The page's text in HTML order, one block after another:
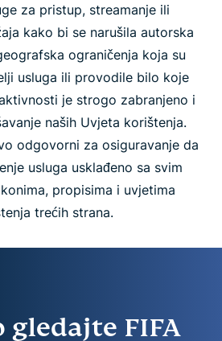
za pristup, streamanje ili
kako bi se narušila autorska
ograničenja koja su
usluga ili provodile bilo koje
je strogo zabranjeno i
naših Uvjeta korištenja.
odgovorni za osiguravanje da
usluga usklađeno sa svim
propisima i uvjetima
trećih strana.
gledajte FIFA